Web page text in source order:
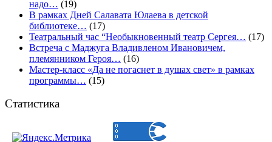
надо… (19)
В рамках Дней Салавата Юлаева в детской
библиотеке… (17)
Театральный час “Необыкновенный театр Сергея… (17)
Встреча с Маджуга Владивленом Ивановичем,
племянником Героя… (16)
Мастер-класс «Да не погаснет в душах свет» в рамках
программы… (15)
Статистика